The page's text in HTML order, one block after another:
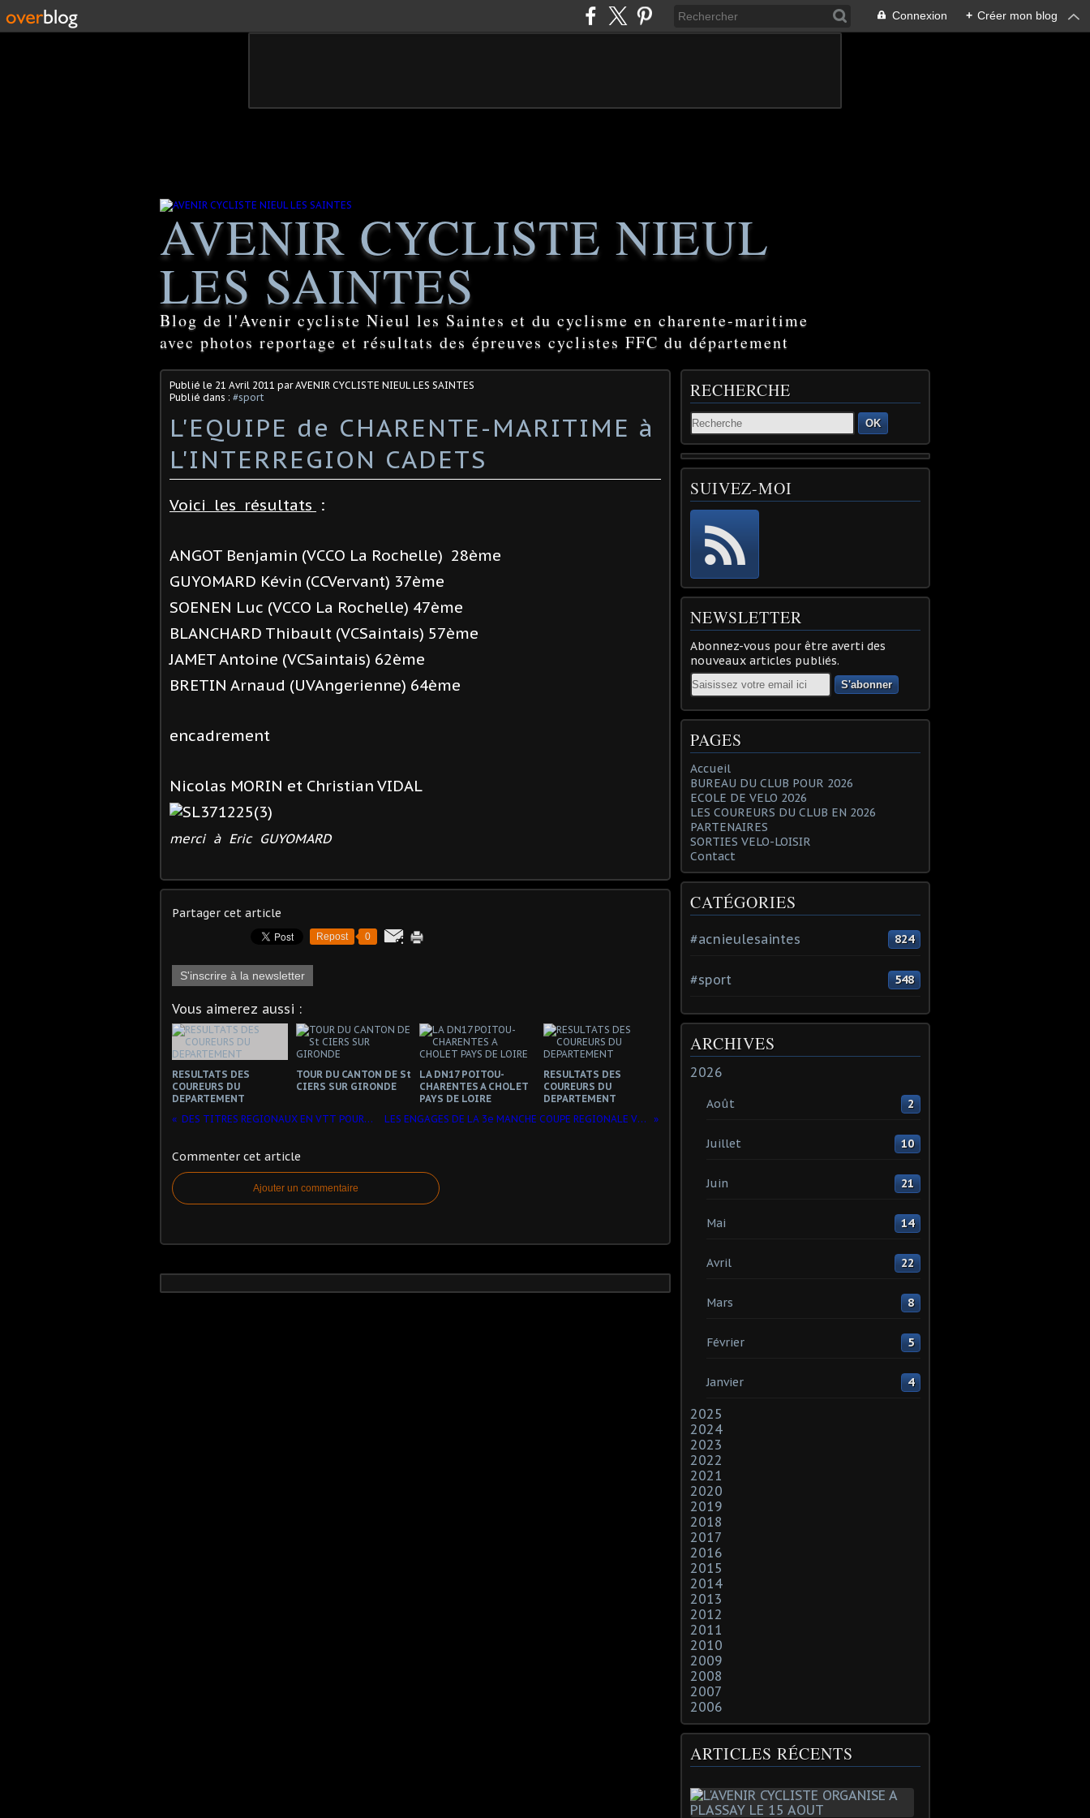
Connexion + Créer mon blog
AVENIR CYCLISTE NIEUL
LES SAINTES
Blog de l'Avenir cycliste Nieul les Saintes et du cyclisme en charente-maritime
avec photos reportage et résultats des épreuves cyclistes FFC du département
Publié le 21 Avril 2011 par AVENIR CYCLISTE NIEUL LES SAINTES
Publié dans : #sport
L'EQUIPE de CHARENTE-MARITIME à
L'INTERREGION CADETS
Voici les résultats :
ANGOT Benjamin (VCCO La Rochelle) 28ème
GUYOMARD Kévin (CCVervant) 37ème
SOENEN Luc (VCCO La Rochelle) 47ème
BLANCHARD Thibault (VCSaintais) 57ème
JAMET Antoine (VCSaintais) 62ème
BRETIN Arnaud (UVAngerienne) 64ème
encadrement
Nicolas MORIN et Christian VIDAL
merci à Eric GUYOMARD
Partager cet article
Repost 0
S'inscrire à la newsletter
Vous aimerez aussi :
RESULTATS DES
COUREURS DU
DEPARTEMENT
TOUR DU CANTON DE St
CIERS SUR GIRONDE
LA DN17 POITOU-
CHARENTES A CHOLET
PAYS DE LOIRE
RESULTATS DES
COUREURS DU
DEPARTEMENT
DES TITRES REGIONAUX EN VTT POUR LA CHARENTE-MARITIME
LES ENGAGES DE LA 3e MANCHE COUPE REGIONALE VTT 24 AVRIL A NIEUL LES SAINTES
Commenter cet article
Ajouter un commentaire
RECHERCHE
OK
SUIVEZ-MOI
NEWSLETTER
Abonnez-vous pour être averti des
nouveaux articles publiés.
Email
PAGES
Accueil
BUREAU DU CLUB POUR 2026
ECOLE DE VELO 2026
LES COUREURS DU CLUB EN 2026
PARTENAIRES
SORTIES VELO-LOISIR
Contact
CATÉGORIES
#acnieulesaintes 824
#sport 548
ARCHIVES
2026
Août 2
Juillet 10
Juin 21
Mai 14
Avril 22
Mars 8
Février 5
Janvier 4
2025
2024
2023
2022
2021
2020
2019
2018
2017
2016
2015
2014
2013
2012
2011
2010
2009
2008
2007
2006
ARTICLES RÉCENTS